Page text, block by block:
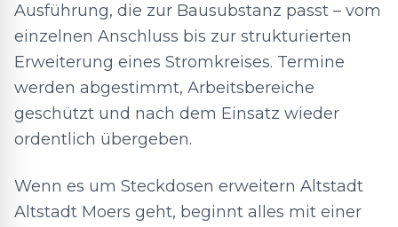
Ausführung, die zur Bausubstanz passt – vom
einzelnen Anschluss bis zur strukturierten
Erweiterung eines Stromkreises. Termine
werden abgestimmt, Arbeitsbereiche
geschützt und nach dem Einsatz wieder
ordentlich übergeben.
Wenn es um Steckdosen erweitern Altstadt
Altstadt Moers geht, beginnt alles mit einer